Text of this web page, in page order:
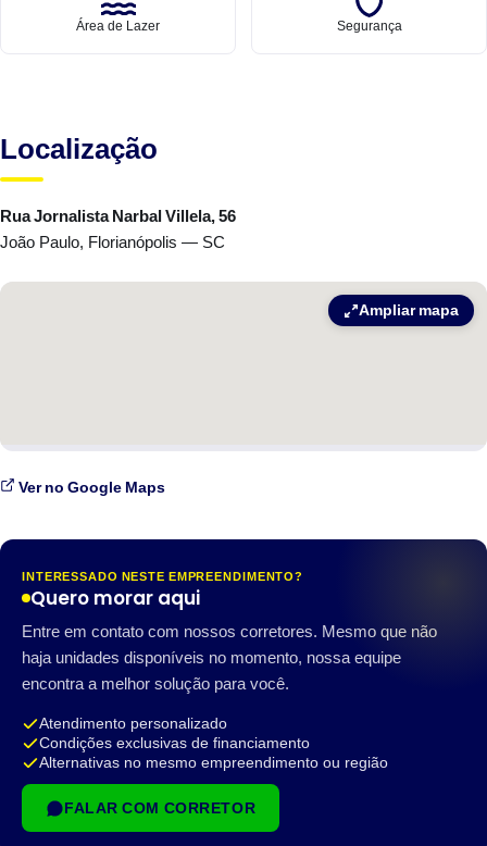
Área de Lazer Segurança
Localização
Rua Jornalista Narbal Villela, 56
João Paulo, Florianópolis — SC
Ampliar mapa
Ver no Google Maps
INTERESSADO NESTE EMPREENDIMENTO?
Quero morar aqui
Entre em contato com nossos corretores. Mesmo que não
haja unidades disponíveis no momento, nossa equipe
encontra a melhor solução para você.
Atendimento personalizado
Condições exclusivas de financiamento
Alternativas no mesmo empreendimento ou região
FALAR COM CORRETOR